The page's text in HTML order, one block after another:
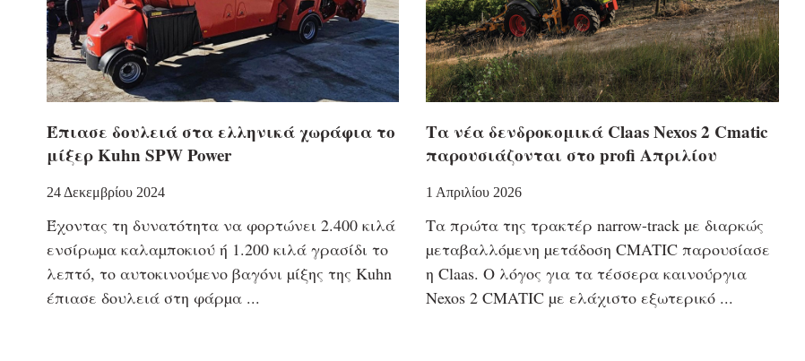
Έπιασε δουλειά στα ελληνικά χωράφια το
μίξερ Kuhn SPW Power
24 Δεκεμβρίου 2024
Έχοντας τη δυνατότητα να φορτώνει 2.400 κιλά
ενσίρωµα καλαµποκιού ή 1.200 κιλά γρασίδι το
λεπτό, το αυτοκινούµενο βαγόνι µίξης της Kuhn
έπιασε δουλειά στη φάρµα
Τα νέα δενδροκομικά Claas Nexos 2 Cmatic
παρουσιάζονται στο profi Απριλίου
1 Απριλίου 2026
Τα πρώτα της τρακτέρ narrow-track µε διαρκώς
µεταβαλλόµενη µετάδοση CMATIC παρουσίασε
η Claas. Ο λόγος για τα τέσσερα καινούργια
Nexos 2 CMATIC µε ελάχιστο εξωτερικό